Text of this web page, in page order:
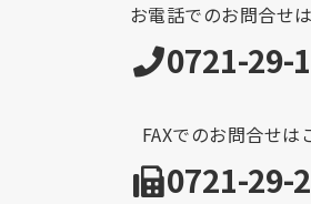
お電話でのお問合せ
0721-29-
FAXでのお問合せは
0721-29-